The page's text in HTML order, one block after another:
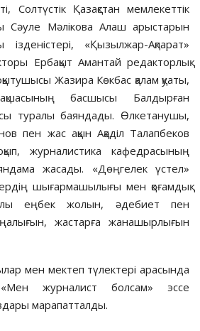
Солтүстік Қазақстан мемлекеттік
Сәуле Мәлікова Алаш арыстарын
«Қызылжар-Ақпарат»
Ербақыт Амантай редакторлық
Жазира Көкбас қалам қуаты,
басшысы Балдырған
туралы баяндады. Өлкетанушы,
пен жас ақын Ақәділ Талапбеков
журналистика кафедрасының
жасады. «Дөңгелек үстел»
шығармашылығы мен қоғамдық
еңбек жолын, әдебиет пен
жастарға жанашырлығын
мен мектеп түлектері арасында
журналист болсам» эссе
марапатталды.